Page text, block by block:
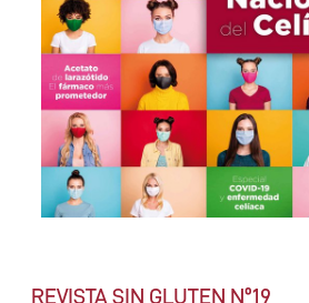
REVISTA SIN GLUTEN Nº19